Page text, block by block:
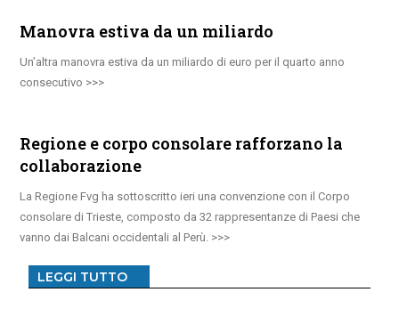
Manovra estiva da un miliardo
Un’altra manovra estiva da un miliardo di euro per il quarto anno
consecutivo
Regione e corpo consolare rafforzano la
collaborazione
La Regione Fvg ha sottoscritto ieri una convenzione con il Corpo
consolare di Trieste, composto da 32 rappresentanze di Paesi che
vanno dai Balcani occidentali al Perù.
LEGGI TUTTO